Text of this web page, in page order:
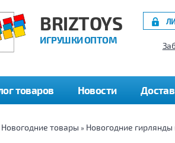
BRIZTOYS
ИГРУШКИ ОПТОМ
товаров Новости
Новогодние товары » Новогодние гирлянды